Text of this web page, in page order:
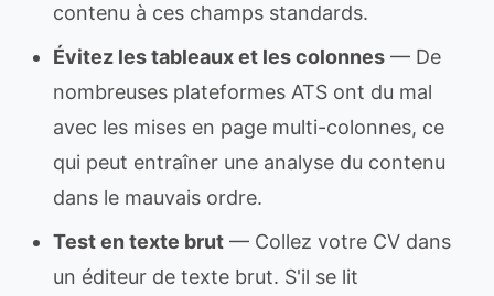
contenu à ces champs standards.
Évitez les tableaux et les colonnes — De
nombreuses plateformes ATS ont du mal
avec les mises en page multi-colonnes, ce
qui peut entraîner une analyse du contenu
dans le mauvais ordre.
Test en texte brut — Collez votre CV dans
un éditeur de texte brut. S'il se lit